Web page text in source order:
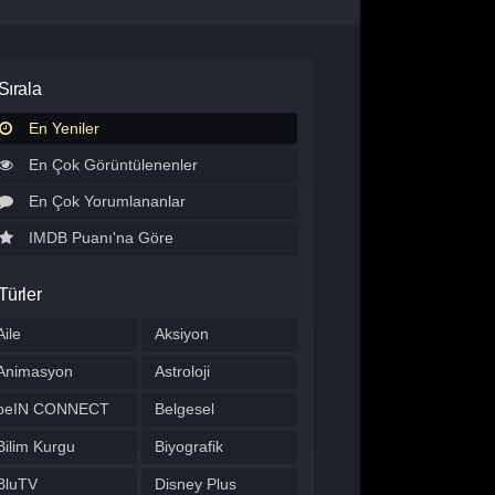
Sırala
En Yeniler
En Çok Görüntülenenler
En Çok Yorumlananlar
IMDB Puanı'na Göre
Aksiyon
Astroloji
CONNECT Belgesel
Kurgu Biyografik
Disney Plus